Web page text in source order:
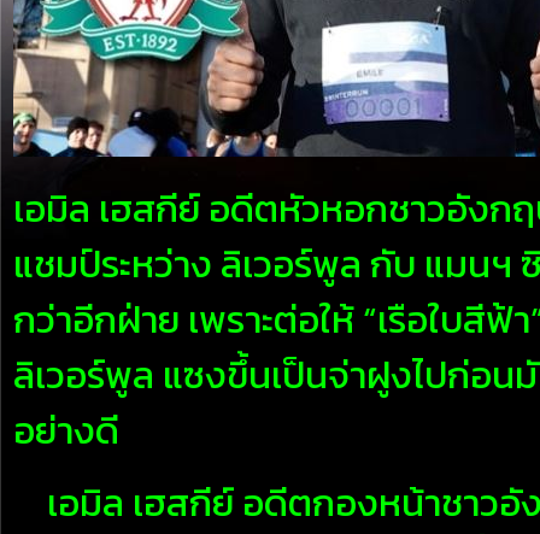
เอมิล เฮสกีย์ อดีตหัวหอกชาวอังก
แชมป์ระหว่าง ลิเวอร์พูล กับ แมนฯ
กว่าอีกฝ่าย เพราะต่อให้ “เรือใบสีฟ้
ลิเวอร์พูล แซงขึ้นเป็นจ่าฝูงไปก่อ
อย่างดี
เอมิล เฮสกีย์ อดีตกองหน้าชาวอั